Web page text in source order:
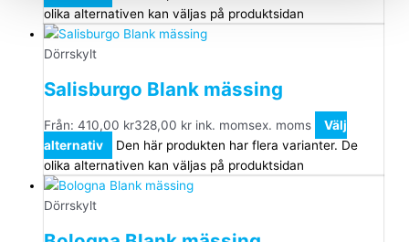
olika alternativen kan väljas på produktsidan
Dörrskylt
Salisburgo Blank mässing
Från: 410,00 kr328,00 kr ink. momsex. moms
Välj
alternativ
Den här produkten har flera varianter. De
olika alternativen kan väljas på produktsidan
Dörrskylt